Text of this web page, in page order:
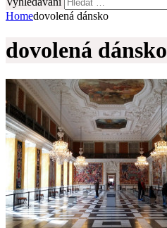
Homedovolená dánsko
dovolená dánsko